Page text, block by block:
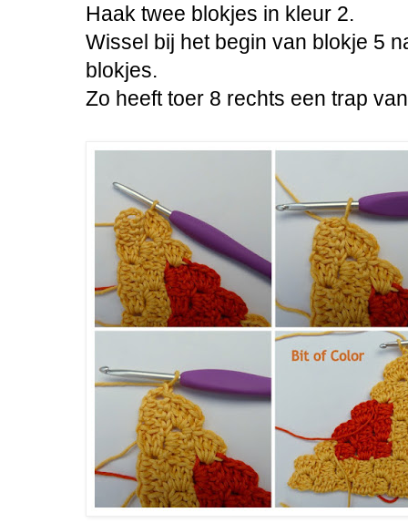
Haak twee blokjes in kleur 2.
Wissel bij het begin van blokje 5
blokjes.
Zo heeft toer 8 rechts een trap